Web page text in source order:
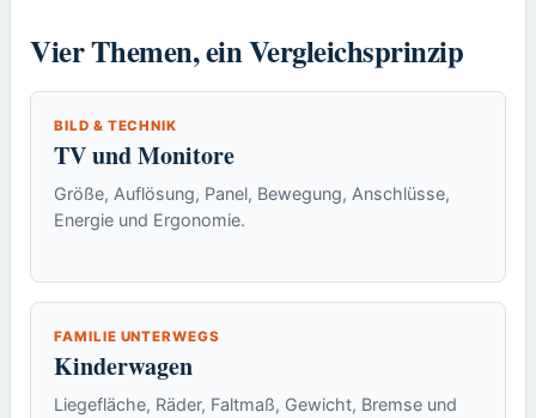
Vier Themen, ein Vergleichsprinzip
BILD & TECHNIK
TV und Monitore
Größe, Auflösung, Panel, Bewegung, Anschlüsse,
Energie und Ergonomie.
FAMILIE UNTERWEGS
Kinderwagen
Liegefläche, Räder, Faltmaß, Gewicht, Bremse und